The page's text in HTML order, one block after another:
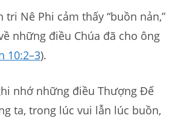
tri Nê Phi cảm thấy “buồn nản,”
những điều Chúa đã cho ông
10:2–3).
nhớ những điều Thượng Đế
ta, trong lúc vui lẫn lúc buồn,